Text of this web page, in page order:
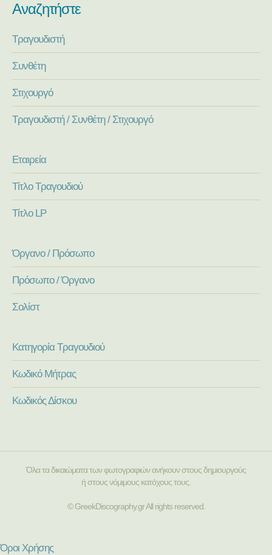
Αναζητήστε
Τραγουδιστή
Συνθέτη
Στιχουργό
Τραγουδιστή / Συνθέτη / Στιχουργό
Εταιρεία
Τίτλο Τραγουδιού
Τίτλο LP
Όργανο / Πρόσωπο
Πρόσωπο / Όργανο
Σολίστ
Κατηγορία Τραγουδιού
Κωδικό Μήτρας
Κωδικός Δίσκου
Όλα τα δικαιώματα των φωτογραφιών ανήκουν στους δημιουργούς
ή στους νόμιμους κατόχους τους.
© GreekDiscography.gr All rights reserved.
Όροι Χρήσης